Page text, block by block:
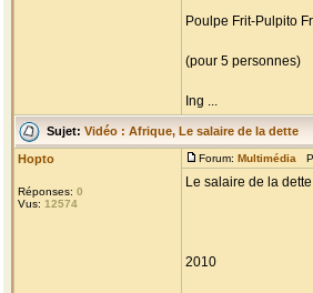
Poulpe Frit-Pulpito
(pour 5 personnes)
Ing ...
Sujet: Vidéo : Afrique, Le salaire de la dette
Hopto
Réponses: 0
Vus: 12574
Forum: Multimédia
Le salaire de la dette
2010